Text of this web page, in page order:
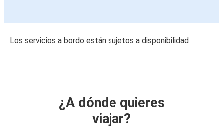
Los servicios a bordo están sujetos a disponibilidad
¿A dónde quieres
viajar?